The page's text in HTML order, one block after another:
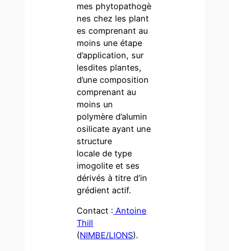
mes phytopathogè
nes chez les plant
es comprenant au
moins une étape
d’application, sur
lesdites plantes,
d’une composition
comprenant au
moins un
polymère d’alumin
osilicate ayant une
structure
locale de type
imogolite et ses
dérivés à titre d’in
grédient actif.
Contact : Antoine
Thill
(NIMBE/LIONS).